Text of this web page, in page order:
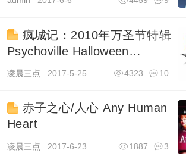
疯城记：2010年万圣节特辑
Psychoville Halloween
Special
凌晨三点 2017-5-25 10
4323
赤子之心/人心 Any Human
Heart
凌晨三点 2017-6-23 3
1887